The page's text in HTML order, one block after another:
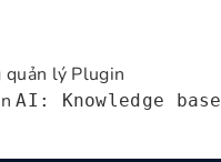
quản lý Plugin
AI: Knowledge base